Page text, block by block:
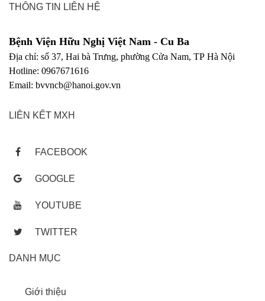
THÔNG TIN LIÊN HỆ
Bệnh Viện Hữu Nghị Việt Nam - Cu Ba
Địa chỉ: số 37, Hai bà Trưng, phường Cửa Nam, TP Hà Nội
Hotline: 0967671616
Email: bvvncb@hanoi.gov.vn
LIÊN KẾT MXH
FACEBOOK
GOOGLE
YOUTUBE
TWITTER
DANH MỤC
Giới thiệu